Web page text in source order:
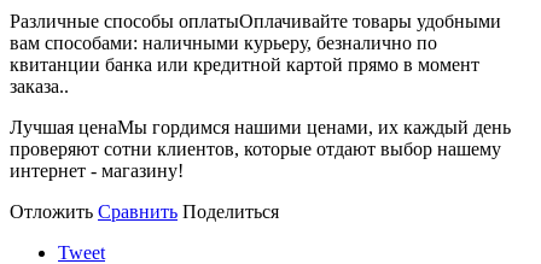
Различные способы оплатыОплачивайте товары удобными
вам способами: наличными курьеру, безналично по
квитанции банка или кредитной картой прямо в момент
заказа..
Лучшая ценаМы гордимся нашими ценами, их каждый день
проверяют сотни клиентов, которые отдают выбор нашему
интернет - магазину!
Отложить Сравнить Поделиться
Tweet